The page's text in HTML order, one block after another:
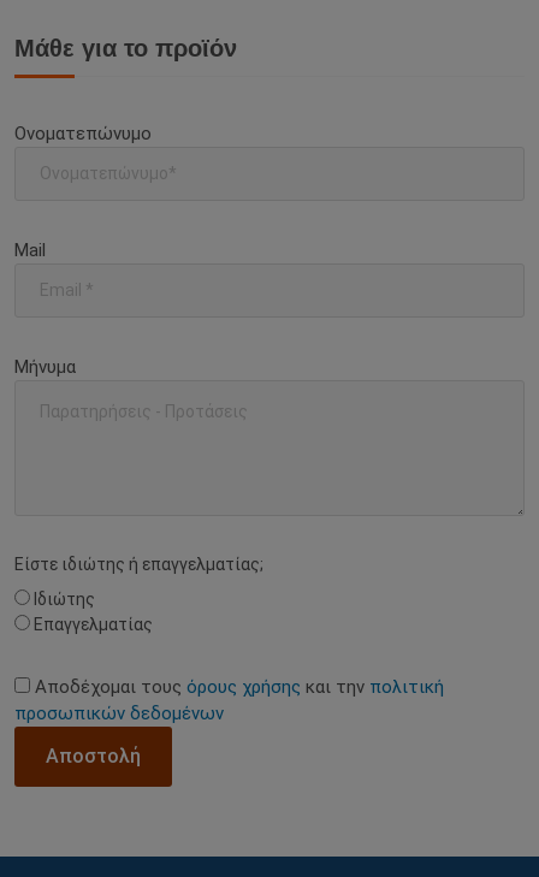
Μάθε για το προϊόν
Ονοματεπώνυμο
Mail
Μήνυμα
Eίστε ιδιώτης ή επαγγελματίας;
Ιδιώτης
Επαγγελματίας
Αποδέχομαι τους όρους χρήσης και την πολιτική
προσωπικών δεδομένων
Αποστολή